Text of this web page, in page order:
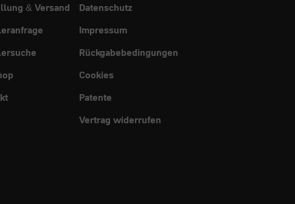
& Versand
Datenschutz
Impressum
Rückgabebedingungen
Cookies
Patente
Vertrag widerrufen